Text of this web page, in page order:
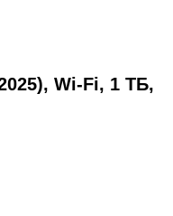
Wi-Fi, 1 ТБ,